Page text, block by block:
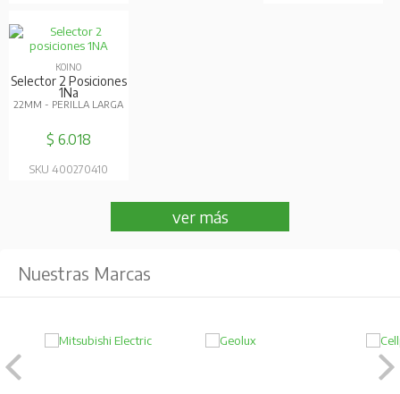
KOINO
Selector 2 Posiciones
1Na
22MM - PERILLA LARGA
$ 6.018
SKU 400270410
ver más
Nuestras Marcas